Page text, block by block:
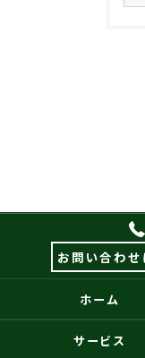
お問い合わせ
ホーム
サービス